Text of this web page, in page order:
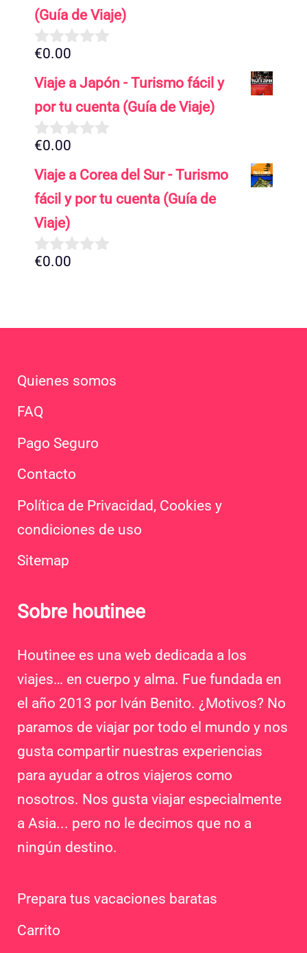
(Guía de Viaje)
0
e
€0.00
Viaje a Japón - Turismo fácil y
por tu cuenta (Guía de Viaje)
0
e
5
€0.00
Viaje a Corea del Sur - Turismo
fácil y por tu cuenta (Guía de
Viaje)
0
€0.00
Quienes somos
FAQ
Pago Seguro
Contacto
Política de Privacidad, Cookies y
condiciones de uso
Sitemap
Sobre houtinee
Houtinee es una web dedicada a los
viajes… en cuerpo y alma. Fue fundada en
el año 2013 por Iván Benito. ¿Motivos? No
paramos de viajar por todo el mundo y nos
gusta compartir nuestras experiencias
para ayudar a otros viajeros como
nosotros. Nos gusta viajar especialmente
a Asia... pero no le decimos que no a
ningún destino.
Prepara tus vacaciones baratas
Carrito